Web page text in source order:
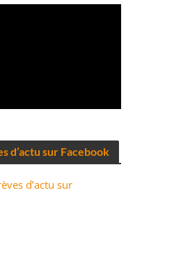
d’actu sur Facebook
d’actu sur